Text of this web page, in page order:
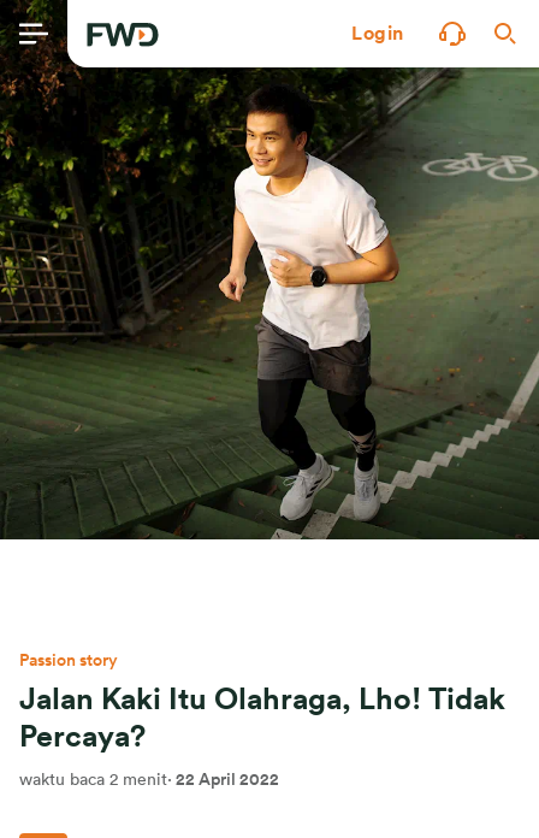
Login
Passion story
Jalan Kaki Itu Olahraga, Lho! Tidak
Percaya?
waktu baca 2 menit· 22 April 2022